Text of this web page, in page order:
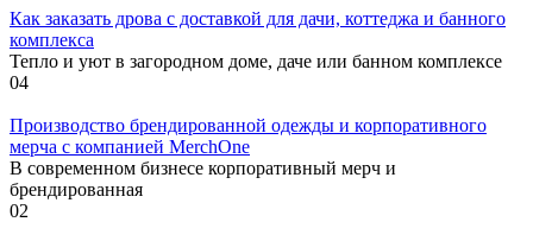
Как заказать дрова с доставкой для дачи, коттеджа и банного
комплекса
Тепло и уют в загородном доме, даче или банном комплексе
04
Производство брендированной одежды и корпоративного
мерча с компанией MerchOne
В современном бизнесе корпоративный мерч и
брендированная
02